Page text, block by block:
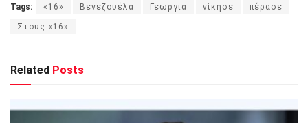
Tags: «16» Βενεζουέλα Γεωργία νίκησε πέρασε
Στους «16»
Related Posts